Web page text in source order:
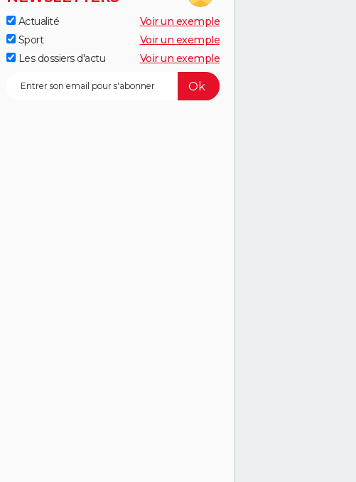
Actualité
Voir un exemple
Sport
Voir un exemple
Les dossiers d'actu
Voir un exemple